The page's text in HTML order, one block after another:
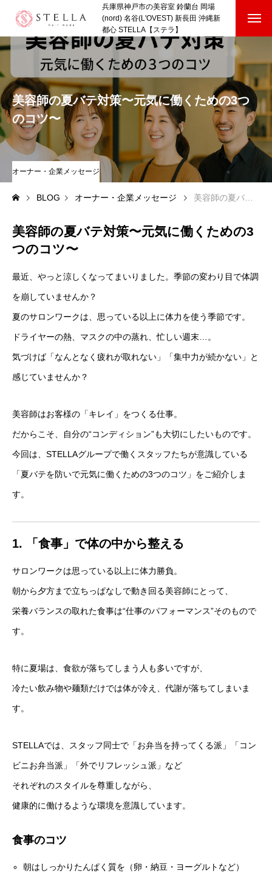
兵庫県神戸市の美容室 鈴蘭台 岡場
(nord) 名谷(L'OVEST) 新長田 沖縄新
都心 STELLA【ステラ】
HOME
SHOP
STAFF VOICE
BLOG
COMPANY
RECRUIT
HOME SHOP STAFF VOICE BLOG COMPANY
美容師の夏バテ対策〜元気に働くための3つ
のコツ〜
オーナー・企業メッセージ
BLOG オーナー・企業メッセージ 美容師の夏バテ対策〜元気に働くための3つのコツ〜
美容師の夏バテ対策〜元気に働くための3
つのコツ〜
最近、やっと涼しくなってまいりました。季節の変わり目で体調
を崩していませんか？
夏のサロンワークは、思っている以上に体力を使う季節です。
ドライヤーの熱、マスクの中の蒸れ、忙しい週末…。
気づけば「なんとなく疲れが取れない」「集中力が続かない」と
感じていませんか？
美容師はお客様の「キレイ」をつくる仕事。
だからこそ、自分の“コンディション”も大切にしたいものです。
今回は、STELLAグループで働くスタッフたちが意識している
「夏バテを防いで元気に働くための3つのコツ」をご紹介しま
す。
1. 「食事」で体の中から整える
サロンワークは思っている以上に体力勝負。
朝から夕方まで立ちっぱなしで動き回る美容師にとって、
栄養バランスの取れた食事は“仕事のパフォーマンス”そのもので
す。
特に夏場は、食欲が落ちてしまう人も多いですが、
冷たい飲み物や麺類だけでは体が冷え、代謝が落ちてしまいま
す。
STELLAでは、スタッフ同士で「お弁当を持ってくる派」「コン
ビニお弁当派」「外でリフレッシュ派」など
それぞれのスタイルを尊重しながら、
健康的に働けるような環境を意識しています。
食事のコツ
朝はしっかりたんぱく質を（卵・納豆・ヨーグルトなど）